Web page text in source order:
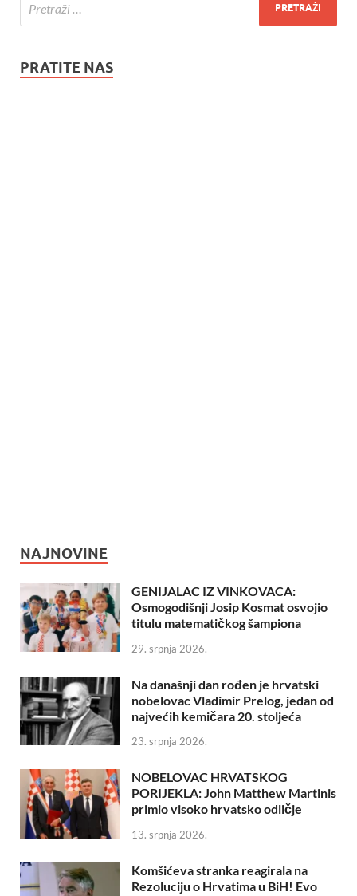
PRATITE NAS
NAJNOVINE
GENIJALAC IZ VINKOVACA:
Osmogodišnji Josip Kosmat osvojio
titulu matematičkog šampiona
29. srpnja 2026.
Na današnji dan rođen je hrvatski
nobelovac Vladimir Prelog, jedan od
najvećih kemičara 20. stoljeća
23. srpnja 2026.
NOBELOVAC HRVATSKOG
PORIJEKLA: John Matthew Martinis
primio visoko hrvatsko odličje
13. srpnja 2026.
Komšićeva stranka reagirala na
Rezoluciju o Hrvatima u BiH! Evo